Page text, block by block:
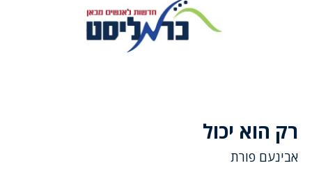
רק הוא יכול
אבינעם פורת